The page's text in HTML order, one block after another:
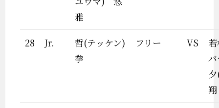
雅
28 Jr.
哲(テッケン)
拳
フリー VS
翔